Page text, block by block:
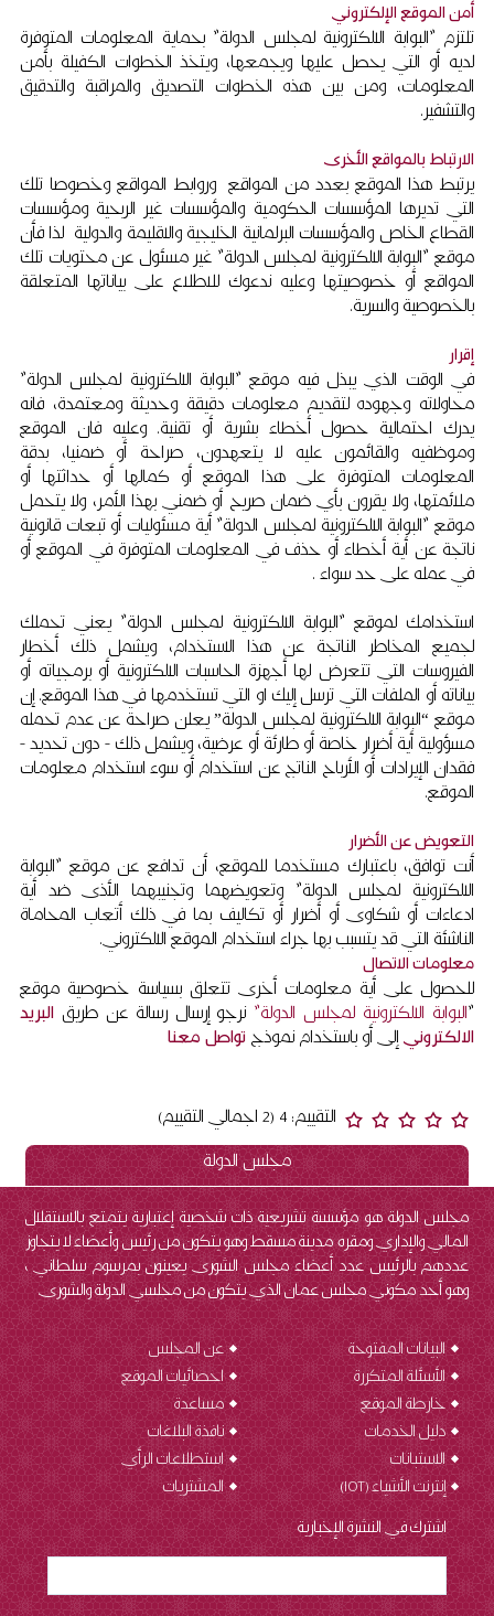
أمن الموقع الإلكتروني
تلتزم "البوابة الالكترونية لمجلس الدولة" بحماية المعلومات المتوفرة
لديه أو التي يحصل عليها ويجمعها، ويتخذ الخطوات الكفيلة بأمن
المعلومات، ومن بين هذه الخطوات التصديق والمراقبة والتدقيق
والتشفير.
الارتباط بالمواقع الأخرى
يرتبط هذا الموقع بعدد من المواقع وروابط المواقع وخصوصا تلك
التي تديرها المؤسسات الحكومية والمؤسسات غير الربحية ومؤسسات
القطاع الخاص والمؤسسات البرلمانية الخليجية والاقليمة والدولية لذا فأن
موقع "البوابة الالكترونية لمجلس الدولة" غير مسئول عن محتويات تلك
المواقع أو خصوصيتها وعليه ندعوك للاطلاع على بياناتها المتعلقة
بالخصوصية والسرية.
إقرار
في الوقت الذي يبذل فيه موقع "البوابة الالكترونية لمجلس الدولة"
محاولاته وجهوده لتقديم معلومات دقيقة وحديثة ومعتمدة، فانه
يدرك احتمالية حصول أخطاء بشرية أو تقنية. وعليه فان الموقع
وموظفيه والقائمون عليه لا يتعهدون، صراحة أو ضمنيا، بدقة
المعلومات المتوفرة على هذا الموقع أو كمالها أو حداثتها أو
ملائمتها، ولا يقرون بأي ضمان صريح أو ضمني بهذا الأمر، ولا يتحمل
موقع "البوابة الالكترونية لمجلس الدولة" أية مسئوليات أو تبعات قانونية
ناتجة عن أية أخطاء أو حذف في المعلومات المتوفرة في الموقع أو
في عمله على حد سواء .
استخدامك لموقع "البوابة الالكترونية لمجلس الدولة" يعني تحملك
لجميع المخاطر الناتجة عن هذا الاستخدام، ويشمل ذلك أخطار
الفيروسات التي تتعرض لها أجهزة الحاسبات الالكترونية أو برمجياته أو
بياناته أو الملفات التي ترسل إليك او التي تستخدمها في هذا الموقع. إن
موقع “البوابة الالكترونية لمجلس الدولة” يعلن صراحة عن عدم تحمله
مسؤولية أية أضرار خاصة أو طارئة أو عرضية، ويشمل ذلك - دون تحديد -
فقدان الإيرادات أو الأرباح الناتج عن استخدام أو سوء استخدام معلومات
الموقع.
التعويض عن الأضرار
أنت توافق، باعتبارك مستخدما للموقع، أن تدافع عن موقع "البوابة
الالكترونية لمجلس الدولة" وتعويضهما وتجنيبهما الأذى ضد أية
ادعاءات أو شكاوى أو أضرار أو تكاليف بما في ذلك أتعاب المحاماة
الناشئة التي قد يتسبب بها جراء استخدام الموقع الالكتروني.
معلومات الاتصال
للحصول على أية معلومات أخرى تتعلق بسياسة خصوصية موقع
"البوابة الالكترونية لمجلس الدولة" نرجو إرسال رسالة عن طريق البريد
الالكترونيإلى أو باستخدام نموذجتواصل معنا
التقييم: 4 (2 اجمالي التقييم)
مجلس الدولة
مجلس الدولة هو مؤسسة تشريعية ذات شخصية إعتبارية يتمتع بالاستقلال
المالي والإداري ومقره مدينة مسقط وهو يتكون من رئيس وأعضاء لا يتجاوز
عددهم بالرئيس عدد أعضاء مجلس الشورى يعينون بمرسوم سلطاني ،
وهو أحد مكوني مجلس عمان الذي يتكون من مجلسي الدولة والشورى.
عن المجلس
البيانات المفتوحة
احصائيات الموقع
الأسئلة المتكررة
مساعدة
خارطة الموقع
نافذة البلاغات
دليل الخدمات
استطلاعات الرأي
الاستبانات
المشتريات
إنترنت الأشياء (IOT
)
اشترك في النشرة الإخبارية